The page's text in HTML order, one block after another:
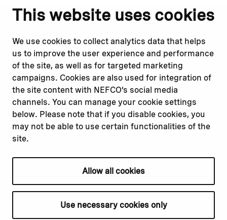
This website uses cookies
We use cookies to collect analytics data that helps
us to improve the user experience and performance
of the site, as well as for targeted marketing
campaigns. Cookies are also used for integration of
the site content with NEFCO’s social media
channels. You can manage your cookie settings
below. Please note that if you disable cookies, you
may not be able to use certain functionalities of the
site.
Allow all cookies
Use necessary cookies only
Notify us
Report a concern
Submit a complaint
Instagram
Youtube
Read about
Our financing
Our projects
Our impact
Our workplace
Related websites
Nopef
BGFA
MCFA
Privacy policy
Cookie declaration